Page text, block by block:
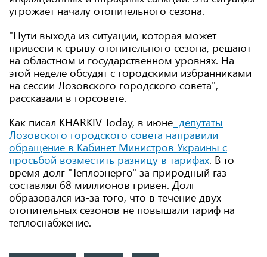
угрожает началу отопительного сезона.
"Пути выхода из ситуации, которая может
привести к срыву отопительного сезона, решают
на областном и государственном уровнях. На
этой неделе обсудят с городскими избранниками
на сессии Лозовского городского совета", —
рассказали в горсовете.
Как писал KHARKIV Today, в июне депутаты
Лозовского городского совета направили
обращение в Кабинет Министров Украины с
просьбой возместить разницу в тарифах. В то
время долг "Теплоэнерго" за природный газ
составлял 68 миллионов гривен. Долг
образовался из-за того, что в течение двух
отопительных сезонов не повышали тариф на
теплоснабжение.